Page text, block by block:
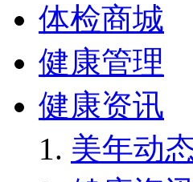
体检商城
健康管理
健康资讯
美年动